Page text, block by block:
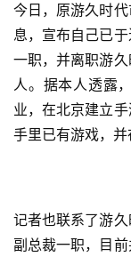
今日，原游久时
息，宣布自己已
一职，并离职游
人。据本人透露
业，在北京建立
手里已有游戏，并
记者也联系了游
副总裁一职，目